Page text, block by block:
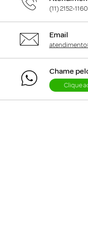
(11) 2152-1160
Email
Chame
Clique